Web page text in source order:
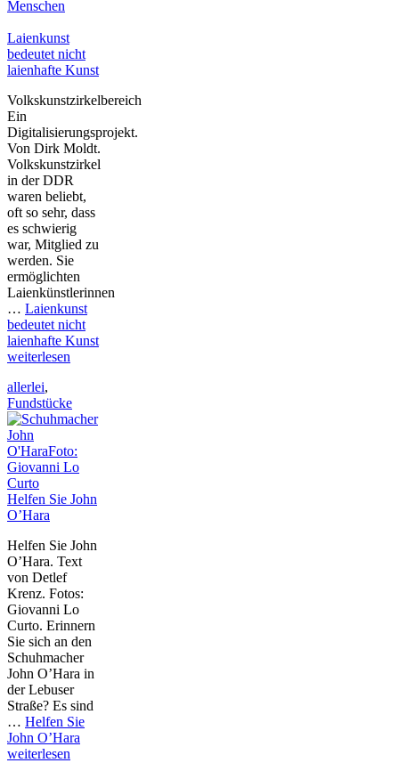
Menschen
Laienkunst
bedeutet nicht
laienhafte Kunst
Volkskunstzirkelbereich
Ein
Digitalisierungsprojekt.
Von Dirk Moldt.
Volkskunstzirkel
in der DDR
waren beliebt,
oft so sehr, dass
es schwierig
war, Mitglied zu
werden. Sie
ermöglichten
Laienkünstlerinnen
… Laienkunst
bedeutet nicht
laienhafte Kunst
weiterlesen
allerlei,
Fundstücke
Helfen Sie John
O’Hara
Helfen Sie John
O’Hara. Text
von Detlef
Krenz. Fotos:
Giovanni Lo
Curto. Erinnern
Sie sich an den
Schuhmacher
John O’Hara in
der Lebuser
Straße? Es sind
… Helfen Sie
John O’Hara
weiterlesen